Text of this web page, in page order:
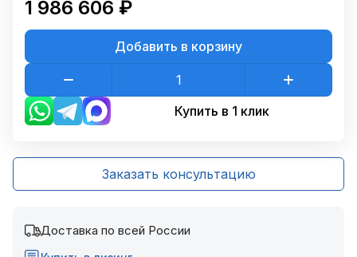
1 986 606 ₽
Добавить в корзину
Купить в 1 клик
Заказать консультацию
Доставка по всей России